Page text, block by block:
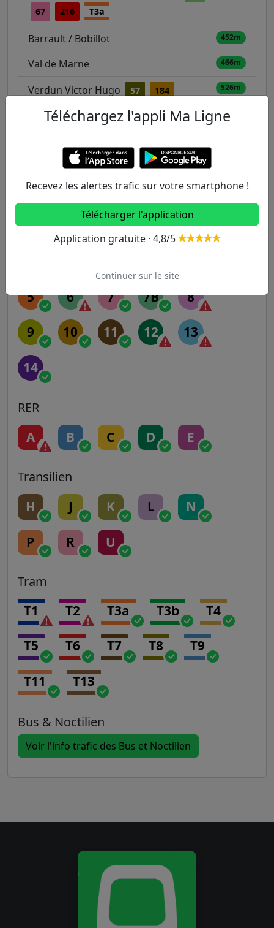
67 216 T3a
Barrault / Bobillot 452m
Val de Marne 466m
Verdun Victor Hugo 57 184 526m
Bobillot - Tolbiac 57 62 67 531m
Maison Blanche 7 47
Autres lignes
Metro
1 2 3 3B 4
5 6 7 7B 8
9 10 11 12 13
14
RER
A B C D E
Transilien
H J K L N
P R U
Tram
T1 T2 T3a T3b T4
T5 T6 T7 T8 T9
T11 T13
Bus & Noctilien
Voir l'info trafic des Bus et Noctilien
Téléchargez l'appli Ma Ligne
Recevez les alertes trafic sur votre smartphone !
Télécharger l'application
Application gratuite · 4,8/5
Continuer sur le site